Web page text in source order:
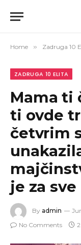
Home » Zadruga 10
ZADRUGA 10 ELITA
Mama ti
ti ovde
četvrim
je za sve
By admin
No Comments